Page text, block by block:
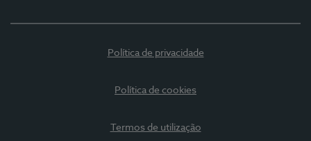
Política de privacidade
Política de cookies
Termos de utilização